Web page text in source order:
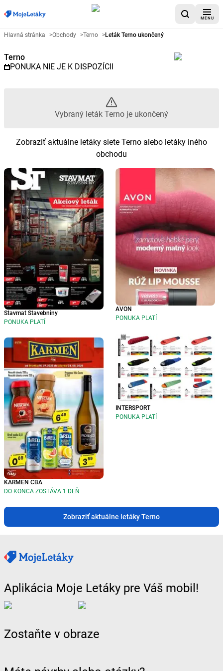
MENU
Reklamný leták Terno -
Hlavná stránka >Obchody >Terno >Leták Terno ukončený
Terno
PONUKA NIE JE K DISPOZÍCII
Vybraný leták Terno je ukončený
Zobraziť aktuálne letáky siete Terno alebo letáky iného
obchodu
Stavmat Stavebniny
PONUKA PLATÍ
KARMEN CBA
DO KONCA ZOSTÁVA 1 DEŇ
AVON
PONUKA PLATÍ
INTERSPORT
PONUKA PLATÍ
Zobraziť aktuálne letáky Terno
Aplikácia Moje Letáky pre Váš mobil!
Zostaňte v obraze